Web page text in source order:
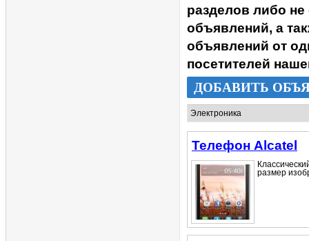
разделов либо
объявлений, а
объявлений от
посетителей
ДОБАВИТЬ
Телефон Alcatel
размер